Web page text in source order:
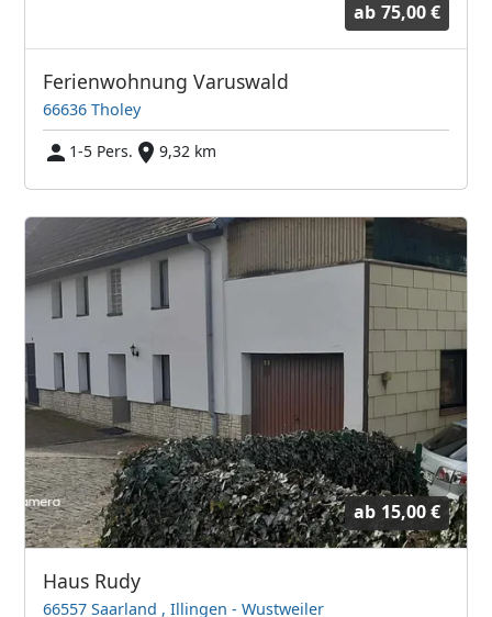
ab 75,00 €
Ferienwohnung Varuswald
66636 Tholey
1-5 Pers.
9,32 km
ab 15,00 €
Haus Rudy
66557 Saarland , Illingen - Wustweiler